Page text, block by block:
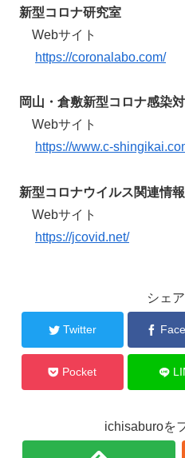
新型コロナ研究室
Webサイト
https://coronalabo.com/
岡山・倉敷新型コロナ感染
Webサイト
https://www.c-
新型コロナウイルス関連情
Webサイト
https://jcovid.net/
シェ
Twitter
Pocket
ichisaburoを